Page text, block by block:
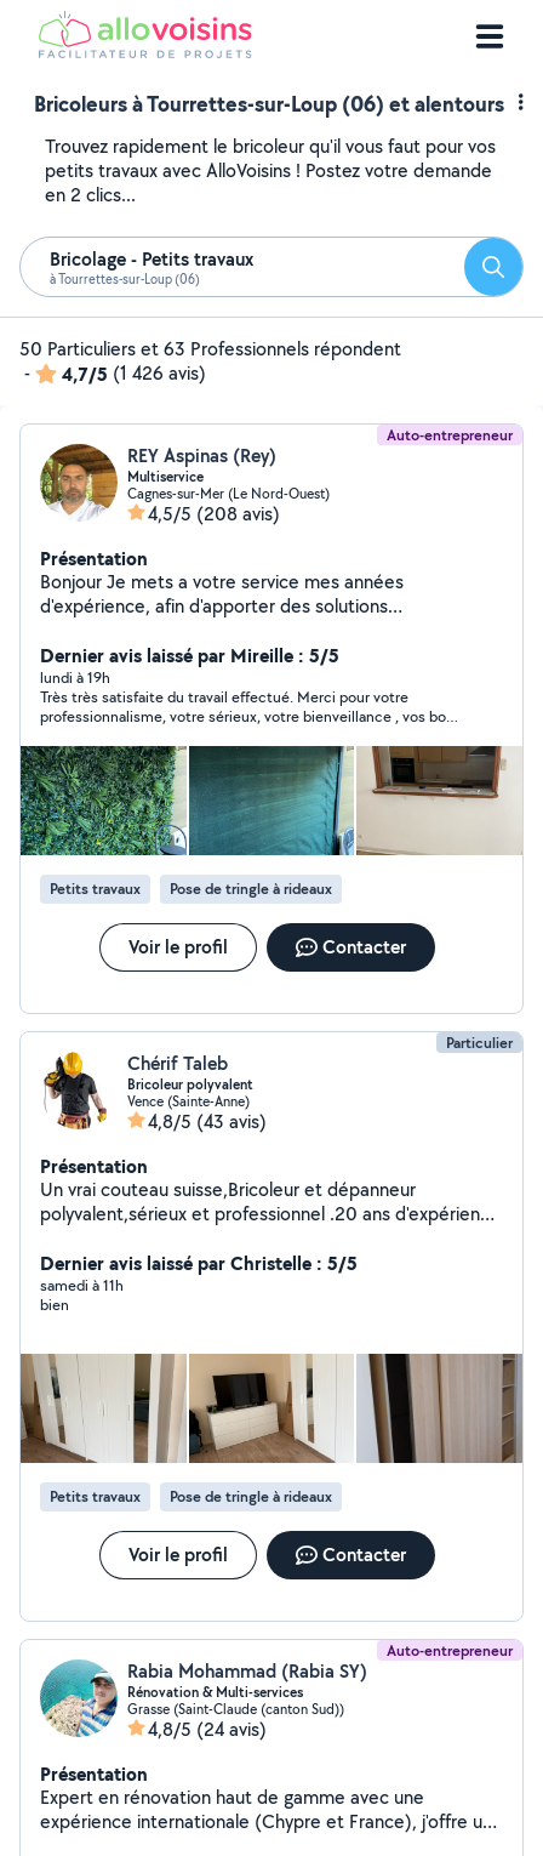
Bricoleurs à Tourrettes-sur-Loup (06) et alentours
Trouvez rapidement le bricoleur qu'il vous faut pour vos
petits travaux avec AlloVoisins ! Postez votre demande
en 2 clics...
Bricolage - Petits travaux
à Tourrettes-sur-Loup (06)
50 Particuliers et 63 Professionnels répondent
-
4,7/5 (1 426 avis)
Auto-entrepreneur
REY Aspinas (Rey)
Multiservice
Cagnes-sur-Mer (Le Nord-Ouest)
4,5/5 (208 avis)
Présentation
Bonjour Je mets a votre service mes années
d'expérience, afin d'apporter des solutions
Déplacement et devis gratuit Pour plus de
renseignement nous contacter
Dernier avis laissé par Mireille : 5/5
lundi à 19h
Très très satisfaite du travail effectué. Merci pour votre
professionnalisme, votre sérieux, votre bienveillance , vos bons
Je me permets de vous recommander vivement. Un GRAND
MERCI
Petits travaux Pose de tringle à rideaux
Voir le profil Contacter
Particulier
Chérif Taleb
Bricoleur polyvalent
Vence (Sainte-Anne)
4,8/5 (43 avis)
Présentation
Un vrai couteau suisse,Bricoleur et dépanneur
polyvalent,sérieux et professionnel .20 ans d'expérience
plâtre et peinture pose porte luminaires jardinage
Dernier avis laissé par Christelle : 5/5
samedi à 11h
bien
Petits travaux Pose de tringle à rideaux
Voir le profil Contacter
Auto-entrepreneur
Rabia Mohammad (Rabia SY)
Rénovation & Multi-services
Grasse (Saint-Claude (canton Sud))
4,8/5 (24 avis)
Présentation
Expert en rénovation haut de gamme avec une
expérience internationale (Chypre et France), j'offre un